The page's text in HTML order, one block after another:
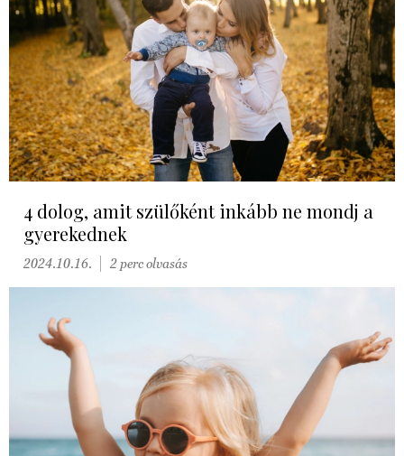
4 dolog, amit szülőként inkább ne mondj a
gyerekednek
2024.10.16. 2 perc olvasás